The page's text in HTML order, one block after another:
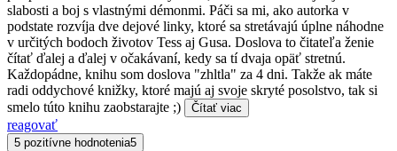
slabosti a boj s vlastnými démonmi. Páči sa mi, ako autorka v
podstate rozvíja dve dejové linky, ktoré sa stretávajú úplne náhodne
v určitých bodoch životov Tess aj Gusa. Doslova to čitateľa ženie
čítať ďalej a ďalej v očakávaní, kedy sa tí dvaja opäť stretnú.
Každopádne, knihu som doslova "zhltla" za 4 dni. Takže ak máte
radi oddychové knižky, ktoré majú aj svoje skryté posolstvo, tak si
smelo túto knihu zaobstarajte ;)
Čítať viac
reagovať
5 pozitívne hodnotenia5